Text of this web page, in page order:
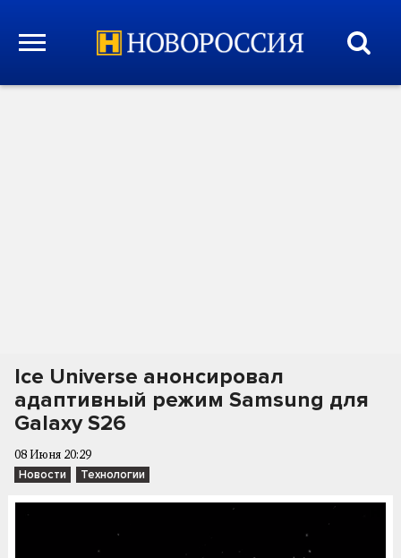
Ice Universe анонсировал
адаптивный режим Samsung для
Galaxy S26
08 Июня 20:29
Новости Технологии